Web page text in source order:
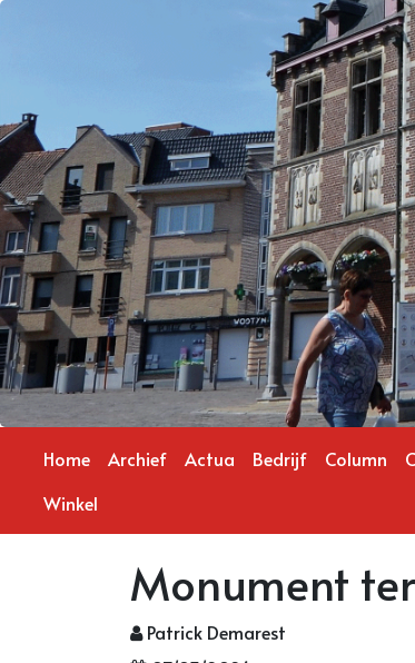
Home Archief Actua Bedrijf Column
Winkel
Monument
Patrick Demarest